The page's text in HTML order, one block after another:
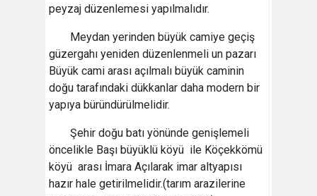
peyzaj düzenlemesi yapılmalıdır.
Meydan yerinden büyük camiye geçiş
güzergahı yeniden düzenlenmeli un pazarı
Büyük cami arası açılmalı büyük caminin
doğu tarafındaki dükkanlar daha modern bir
yapıya büründürülmelidir.
Şehir doğu batı yönünde genişlemeli
öncelikle Başı büyüklü köyü ile Köçekkömü
köyü arası İmara Açılarak imar altyapısı
hazır hale getirilmelidir.(tarım arazilerine